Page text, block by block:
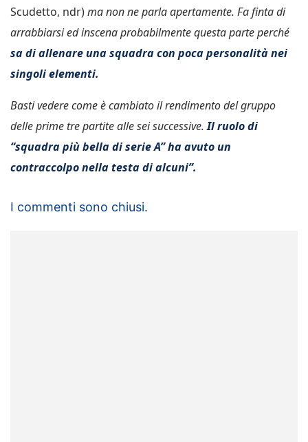
Scudetto, ndr)ma non ne parla apertamente. Fa finta di
arrabbiarsi ed inscena probabilmente questa parte perché
sa di allenare una squadra con poca personalità nei
singoli elementi.
Basti vedere come è cambiato il rendimento del gruppo
delle prime tre partite alle sei successive.Il ruolo di
“squadra più bella di serie A” ha avuto un
contraccolpo nella testa di alcuni”.
I commenti sono chiusi.